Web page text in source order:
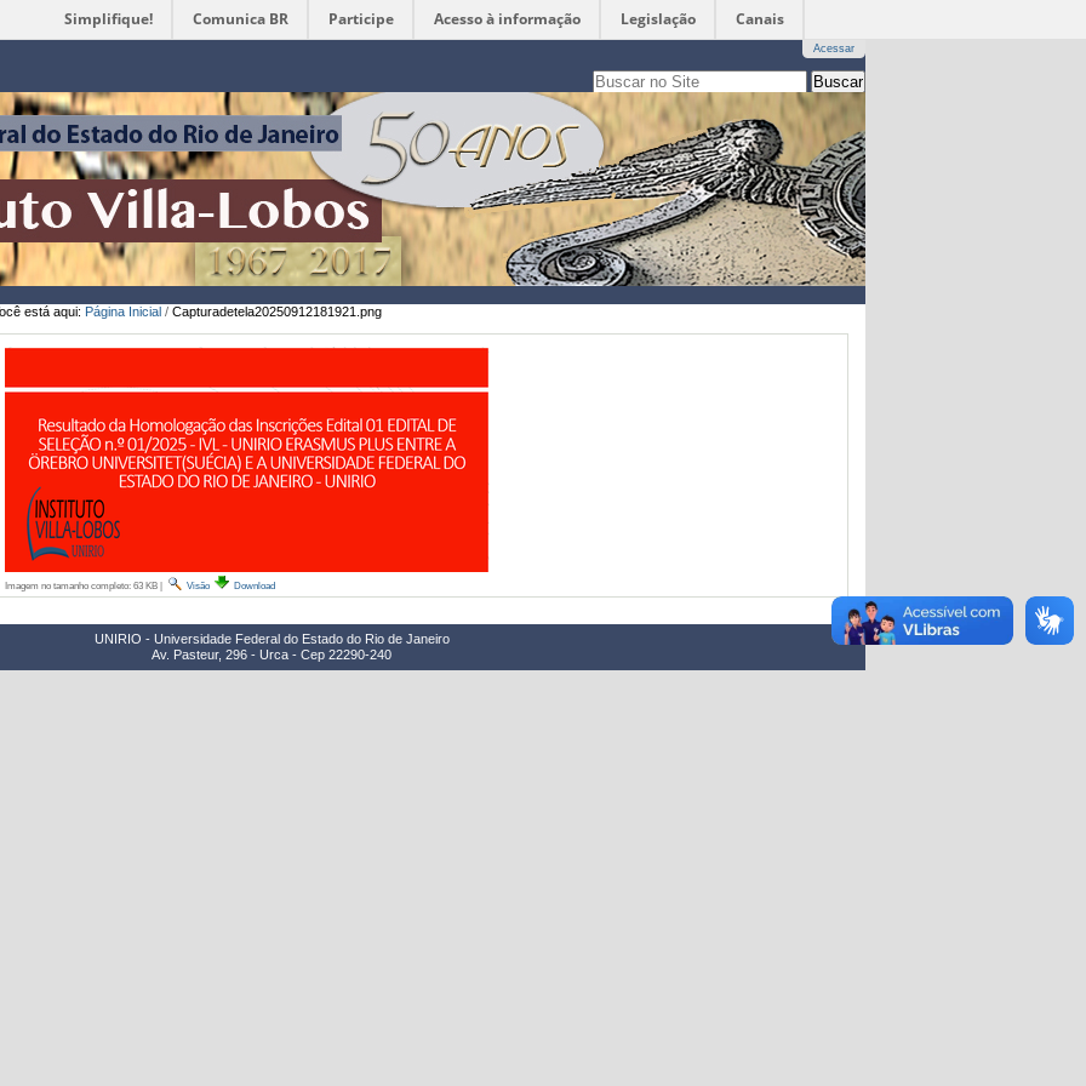
Simplifique! Comunica BR Participe Acesso à informação Legislação Canais
Acessar
Busca
apenas nesta seção
Busca
Avançada…
está aqui: Página Inicial / Capturadetela20250912181921.png
Imagem no tamanho completo: 63 KB| Visão Download
UNIRIO - Universidade Federal do Estado do Rio de Janeiro
Av. Pasteur, 296 - Urca - Cep 22290-240